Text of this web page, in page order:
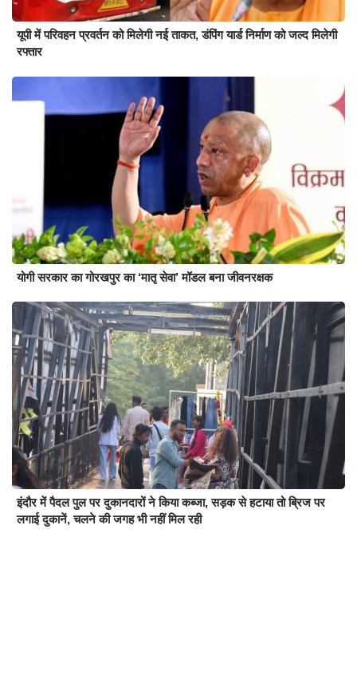
यूपी में परिवहन प्रवर्तन को मिलेगी नई ताकत, डंपिंग यार्ड निर्माण को जल्द मिलेगी
रफ्तार
योगी सरकार का गोरखपुर का ‘मातृ सेवा’ मॉडल बना जीवनरक्षक
इंदौर में पैदल पुल पर दुकानदारों ने किया कब्जा, सड़क से हटाया तो ब्रिज पर
लगाई दुकानें, चलने की जगह भी नहीं मिल रही